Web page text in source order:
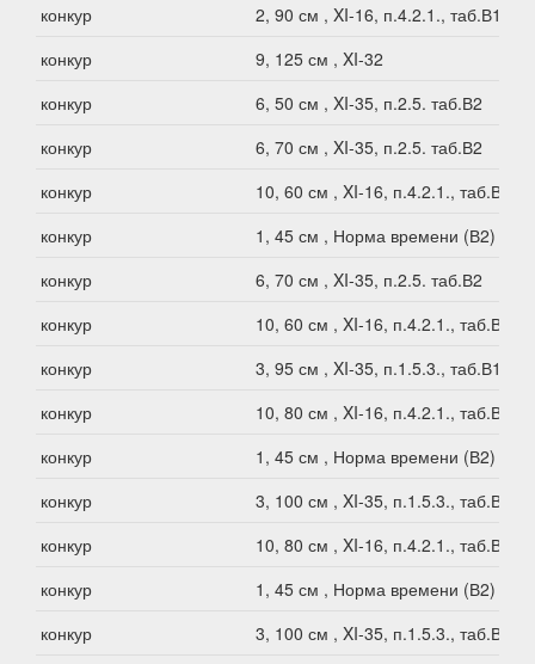
конкур
2, 90 см , XI-16, п.4.2.1., таб.В1
конкур
9, 125 см , XI-32
конкур
6, 50 см , XI-35, п.2.5. таб.В2
конкур
6, 70 см , XI-35, п.2.5. таб.В2
конкур
10, 60 см , XI-16, п.4.2.1., таб.В2
конкур
1, 45 см , Норма времени (В2)
конкур
6, 70 см , XI-35, п.2.5. таб.В2
конкур
10, 60 см , XI-16, п.4.2.1., таб.В2
конкур
3, 95 см , XI-35, п.1.5.3., таб.В1
конкур
10, 80 см , XI-16, п.4.2.1., таб.В2
конкур
1, 45 см , Норма времени (В2)
конкур
3, 100 см , XI-35, п.1.5.3., таб.В1
конкур
10, 80 см , XI-16, п.4.2.1., таб.В2
конкур
1, 45 см , Норма времени (В2)
конкур
3, 100 см , XI-35, п.1.5.3., таб.В1